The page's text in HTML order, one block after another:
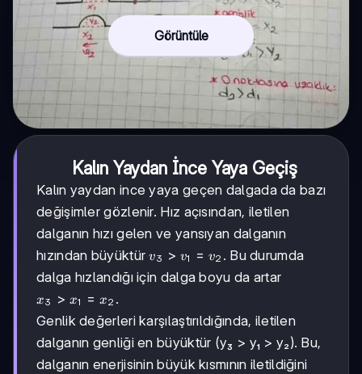
Görüntüle
Kalın Yaydan İnce Yaya Geçiş
Kalın yaydan ince yaya geçen dalgada da bazı
değişimler gözlenir. Hız açısından, iletilen
dalganın hızı gelen ve yansıyan dalganın
hızından büyüktürv₃
>
v₁
v₂
v3 > v1 = v2 . Bu durumda
dalga hızlandığı için dalga boyu da artar
x₃
>
x₁
=
x₂
x3 > x1 = x2 .
Genlik değerleri karşılaştırıldığında, iletilen
dalganın genliği en büyüktür (y₃ > y₁ > y₂). Bu,
dalganın enerjisinin büyük kısmının iletildiğini